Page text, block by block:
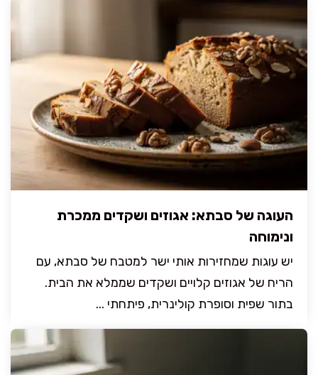
העוגה של סבתא: אגוזים ושקדים ממכרת
ונימוחה
יש עוגות שמחזירות אותי ישר למטבח של סבתא, עם
הריח של אגוזים קלויים ושקדים שממלא את הבית.
בתור שפית וסופרת קולינרית, פיתחתי ...